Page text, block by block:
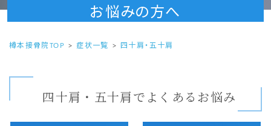
お悩みの方へ
樽本接骨院TOP 症状一覧 四十肩・五十肩
四十肩・五十肩でよくあるお悩み